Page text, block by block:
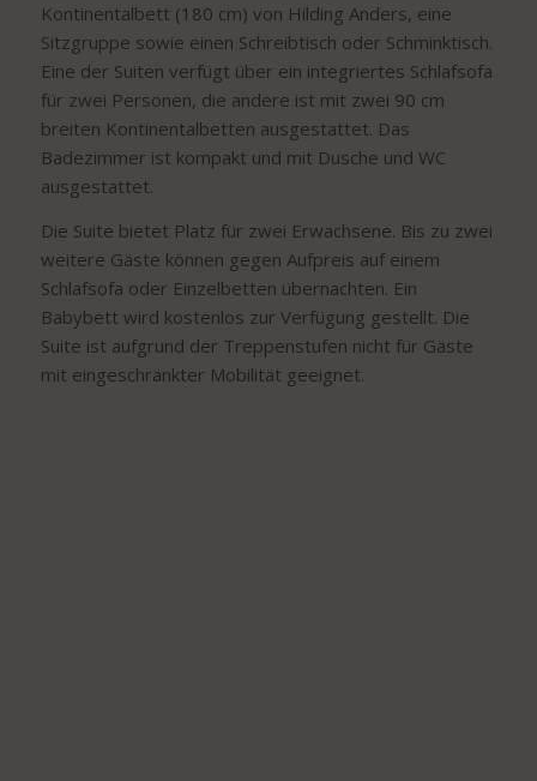
Kontinentalbett (180 cm) von Hilding Anders, eine
Sitzgruppe sowie einen Schreibtisch oder Schminktisch.
Eine der Suiten verfügt über ein integriertes Schlafsofa
für zwei Personen, die andere ist mit zwei 90 cm
breiten Kontinentalbetten ausgestattet. Das
Badezimmer ist kompakt und mit Dusche und WC
ausgestattet.
Die Suite bietet Platz für zwei Erwachsene. Bis zu zwei
weitere Gäste können gegen Aufpreis auf einem
Schlafsofa oder Einzelbetten übernachten. Ein
Babybett wird kostenlos zur Verfügung gestellt. Die
Suite ist aufgrund der Treppenstufen nicht für Gäste
mit eingeschränkter Mobilität geeignet.